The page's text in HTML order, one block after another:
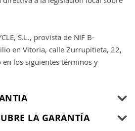
S.L., provista de NIF B-
en Vitoria, calle Zurrupitieta, 22,
los siguientes términos y
LA GARANTÍA